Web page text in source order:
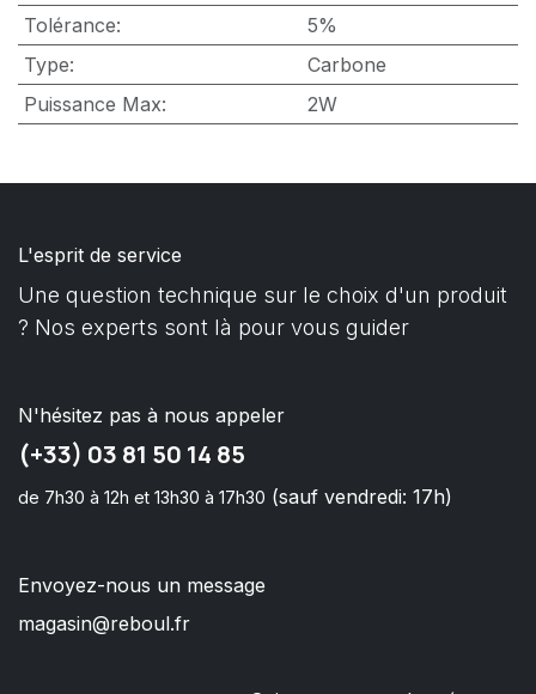
Tolérance:
5%
Type:
Carbone
Puissance Max: 2W
L'esprit de service
Une question technique sur le choix d'un produit
? Nos experts sont là pour vous guider
N'hésitez pas à nous appeler
(+33) 03 81 50 14 85
de 7h30 à 12h et 13h30 à 17h30 (sauf vendredi: 17h)
Envoyez-nous un message
magasin@reboul.fr